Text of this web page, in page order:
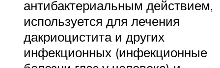
антибактериальным действием,
используется для лечения
дакриоцистита и других
инфекционных (инфекционные